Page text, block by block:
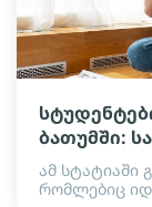
ბათუმში:
ამ სტატიაში
რომლებიც